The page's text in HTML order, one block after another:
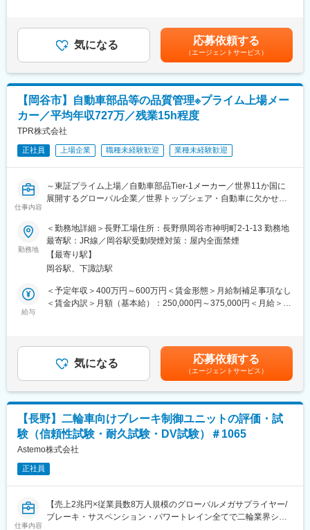
り、商社×加工会社の機能を持ちあらゆるニーズに応えることがで
き、他社優位性を誇ります。
・創業65年以上の歴史があり地場大手商社としても知られていま
す。
・その他不随する業務
※当社では、徹底した品質管理体制を導入しており、1か月のクレ
ーム発生件数は1～2回と非常に少ない状況です。
入社後は、成型品の測定業務をお任せいたします。
◇寸法測定
製品の寸法が設計通りに作られているか、測定器具や測定器を使
用して確認し、製品の大きさをチェックしていただきます。
◇図面解読とCADデータ読み取り
成型品に対する測定箇所を図面から解読し、CADで書かれている
データを読み取っていただきます。
◇図面測定の担当
図面読み取りができるようになった場合、お客様の図面測定を
徐々にお任せいたします。
【品質管理体制の特徴】
◇仕組み化された不良流出防止策
生産途中で不具合が発生した場合、前工程のものは迷わず処分
し、不良品が流出するのを未然に防ぎます。
異常が発生した際には、早期に察知し迅速に対応するため、品質
問題を最小限に抑えています。
現在3名（部長40代、係長50代、メンバー30代）が在籍しており
ます。
■やりがい：
当社は、大手自動車メーカーや産業機器メーカーと信頼関係の構
築が出来ている事で直接取引が実現しております。
歴代の担当者様とのお付き合いや関係構築を大事にしている事で
定期的な訪問を行い、当社に直接部品の開発依頼や相談を頂ける
関係を培って参りました。
ております。
当社は、内製化している事で顧客の要望に対し早く生産行動を実
経験に応じて異なります。・職務手当/管理職手当：マネジメント
など・資格手当：入社後3年後「主事、主事補」等・家族手当：配
偶者10000円、子供1人目10000円（他）賃金はあくまでも目安の
金額であり、選考を通じて上下する可能性があります。月給(月額)
は固定手当を含めた表記です。
気になる 応募依頼する
（エージェントサービス）
【岡谷市】自動車部品等の品質管理※プライム上場メー
カー／平均年収727万／残業15h程度
TPR株式会社
正社員 上場企業 職種未経験歓迎 業種未経験歓迎
仕事内容
～東証プライム上場／自動車部品Tier-1メーカー／世界11か国に
展開するグローバル企業／世界トップシェア・自動車に欠かせな
プしたい方必見～
■業務概要：
当社の主要拠点である長野工場にて当社製品の品質管理業務をお
任せ致します。
■業務詳細：
・新製品の生産準備活動 等
なども充実しており
他県からお越しの入社者も多数活躍中です。
■組織構成：
全部で22名の組織となり、若手からベテランまで幅広い世代が活
躍しております。
■品質活動推進体制について：
当社品質マネジメントは社長統轄の下に全社品質保証会議・グロ
－バル品質保証会議を中心に推進しています。全社品質保証会議
勤務地
＜勤務地詳細＞長野工場住所：長野県岡谷市神明町2-1-13 勤務地
最寄駅：JR線／岡谷駅受動喫煙対策：屋内全面禁煙
【最寄り駅】
岡谷駅、下諏訪駅
給与
＜予定年収＞400万円～600万円＜賃金形態＞月給制補足事項なし
＜賃金内訳＞月額（基本給）：250,000円～375,000円＜月給＞
の金額であり、選考を通じて上下する可能性があります。月給(月
額)は固定手当を含めた表記です。
気になる 応募依頼する
（エージェントサービス）
【長野】二輪車向けブレーキ制御ユニットの評価・試
験（信頼性試験・耐久試験・DV試験）＃1065
Astemo株式会社
正社員
仕事内容
【売上2兆円×従業員数8万人規模のグローバルメガサプライヤー/
ブレーキ・サスペンション・パワートレイン全てで二輪業界シェ